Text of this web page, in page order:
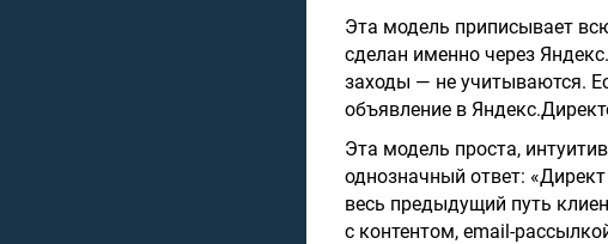
Эта модель приписывает
сделан именно через
заходы — не учитываются.
объявление в
Эта модель проста,
однозначный ответ:
весь предыдущий путь
с контентом, email-